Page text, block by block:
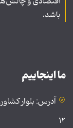
باشد.
ما اینجاییم
آدرس: بلوار
۱۲